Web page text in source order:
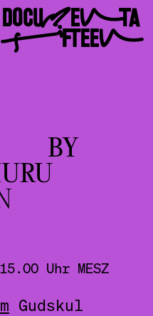
DOCUMENTA
FIFTEEN
BY
Uhr MESZ
Gudskul